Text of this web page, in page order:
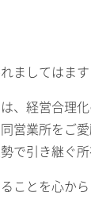
ましてはま
、経営合理
営業所をご
で引き継ぐ
ことを心か